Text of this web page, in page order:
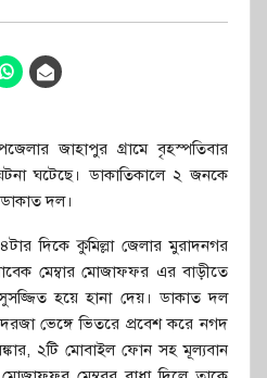
জাহাপুর গ্রামে বৃহস্পতিবার
ঘটেছে। ডাকাতিকালে ২ জনকে
দল।
দিকে কুমিল্লা জেলার মুরাদনগর
মেম্বার মোজাফফর এর বাড়ীতে
হয়ে হানা দেয়। ডাকাত দল
ভেঙ্গে ভিতরে প্রবেশ করে নগদ
২টি মোবাইল ফোন সহ মূল্যবান